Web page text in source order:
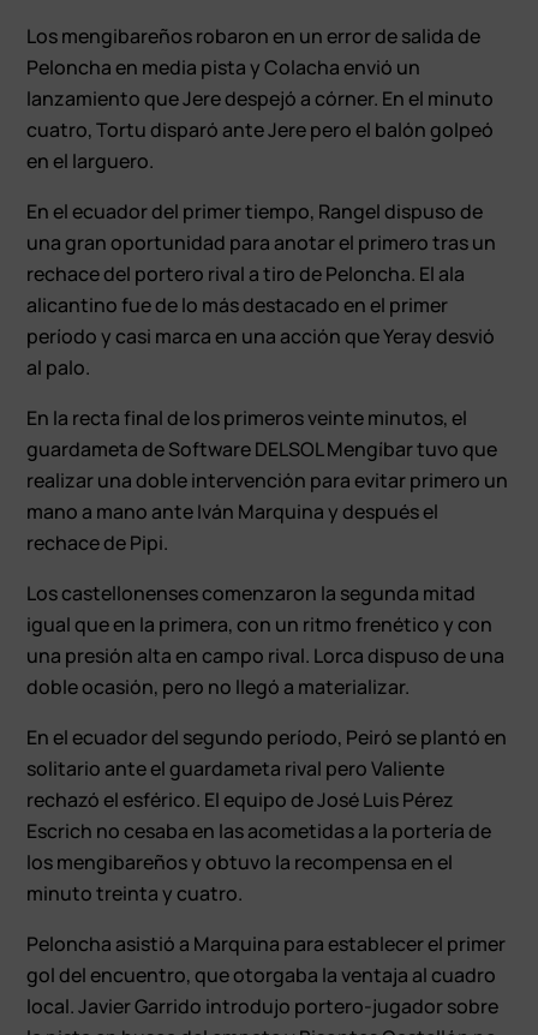
Los mengibareños robaron en un error de salida de
Peloncha en media pista y Colacha envió un
lanzamiento que Jere despejó a córner. En el minuto
cuatro, Tortu disparó ante Jere pero el balón golpeó
en el larguero.
En el ecuador del primer tiempo, Rangel dispuso de
una gran oportunidad para anotar el primero tras un
rechace del portero rival a tiro de Peloncha. El ala
alicantino fue de lo más destacado en el primer
período y casi marca en una acción que Yeray desvió
al palo.
En la recta final de los primeros veinte minutos, el
guardameta de Software DELSOL Mengíbar tuvo que
realizar una doble intervención para evitar primero un
mano a mano ante Iván Marquina y después el
rechace de Pipi.
Los castellonenses comenzaron la segunda mitad
igual que en la primera, con un ritmo frenético y con
una presión alta en campo rival. Lorca dispuso de una
doble ocasión, pero no llegó a materializar.
En el ecuador del segundo período, Peiró se plantó en
solitario ante el guardameta rival pero Valiente
rechazó el esférico. El equipo de José Luis Pérez
Escrich no cesaba en las acometidas a la portería de
los mengibareños y obtuvo la recompensa en el
minuto treinta y cuatro.
Peloncha asistió a Marquina para establecer el primer
gol del encuentro, que otorgaba la ventaja al cuadro
local. Javier Garrido introdujo portero-jugador sobre